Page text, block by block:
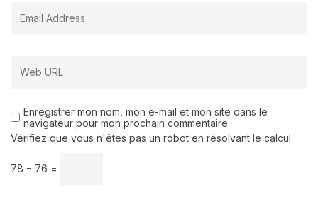
Enregistrer mon nom, mon e-mail et mon site dans le
navigateur pour mon prochain commentaire.
Vérifiez que vous n'êtes pas un robot en résolvant le calcul
78 − 76 =